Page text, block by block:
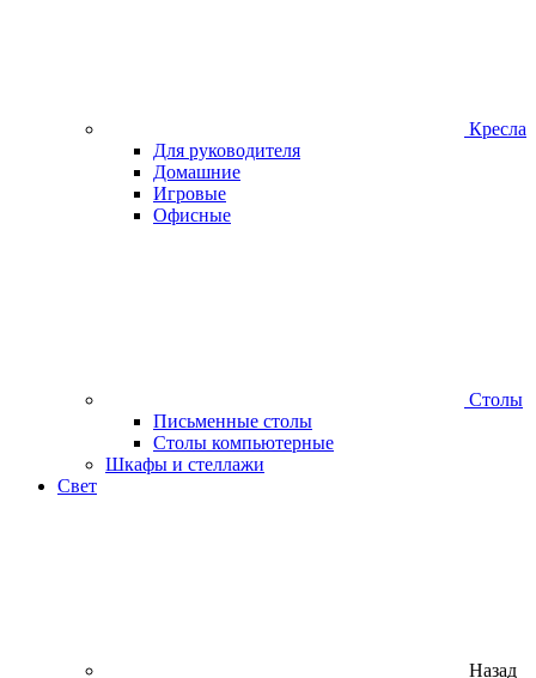
Кресла
Для руководителя
Домашние
Игровые
Офисные
Столы
Письменные столы
Столы компьютерные
Шкафы и стеллажи
Свет
Назад